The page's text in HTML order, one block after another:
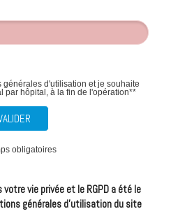
générales d'utilisation et je souhaite
par hôpital, à la fin de l'opération**
obligatoires
vie privée et le RGPD a été le
générales d'utilisation du site